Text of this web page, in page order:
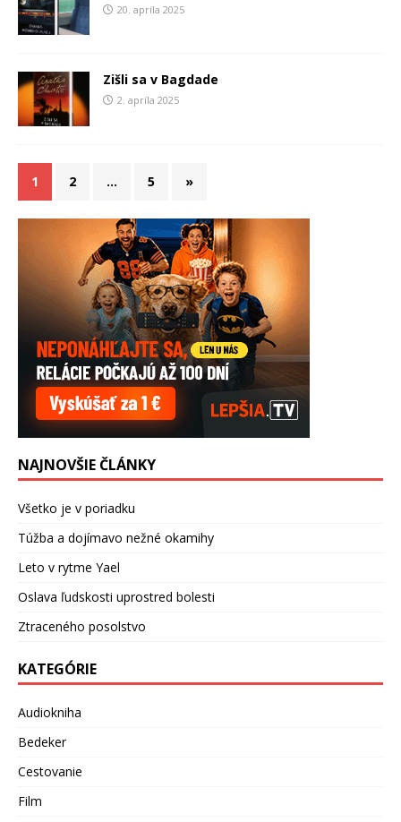
20. apríla 2025
Zišli sa v Bagdade
2. apríla 2025
1 2 … 5 »
NAJNOVŠIE ČLÁNKY
Všetko je v poriadku
Túžba a dojímavo nežné okamihy
Leto v rytme Yael
Oslava ľudskosti uprostred bolesti
Ztraceného posolstvo
KATEGÓRIE
Audiokniha
Bedeker
Cestovanie
Film